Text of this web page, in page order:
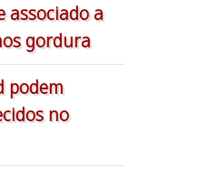
associado a
gordura
podem
no